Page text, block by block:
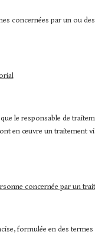
concernées par un ou
le responsable de
en œuvre un traitement
concernée par un
formulée en des